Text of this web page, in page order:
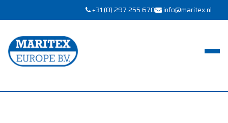
+31 (0) 297 255 670 info@maritex.nl